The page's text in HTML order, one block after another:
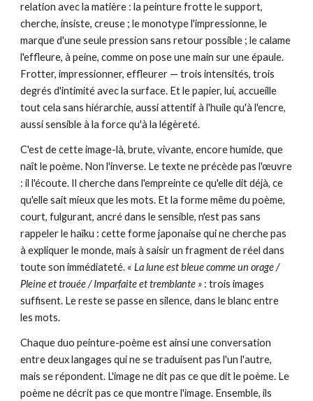
relation avec la matière : la peinture frotte le support,
cherche, insiste, creuse ; le monotype l'impressionne, le
marque d'une seule pression sans retour possible ; le calame
l'effleure, à peine, comme on pose une main sur une épaule.
Frotter, impressionner, effleurer — trois intensités, trois
degrés d'intimité avec la surface. Et le papier, lui, accueille
tout cela sans hiérarchie, aussi attentif à l'huile qu'à l'encre,
aussi sensible à la force qu'à la légèreté.
C'est de cette image-là, brute, vivante, encore humide, que
naît le poème. Non l'inverse. Le texte ne précède pas l'œuvre
: il l'écoute. Il cherche dans l'empreinte ce qu'elle dit déjà, ce
qu'elle sait mieux que les mots. Et la forme même du poème,
court, fulgurant, ancré dans le sensible,n'est pas sans
rappeler le haïku : cette forme japonaise qui ne cherche pas
à expliquer le monde, mais à saisir un fragment de réel dans
toute son immédiateté. «La lune est bleue comme un orage /
Pleine et trouée / Imparfaite et tremblante » : trois images
suffisent. Le reste se passe en silence, dans le blanc entre
les mots.
Chaque duo peinture-poème est ainsi une conversation
entre deux langages qui ne se traduisent pas l'un l'autre,
mais se répondent. L'image ne dit pas ce que dit le poème. Le
poème ne décrit pas ce que montre l'image. Ensemble, ils